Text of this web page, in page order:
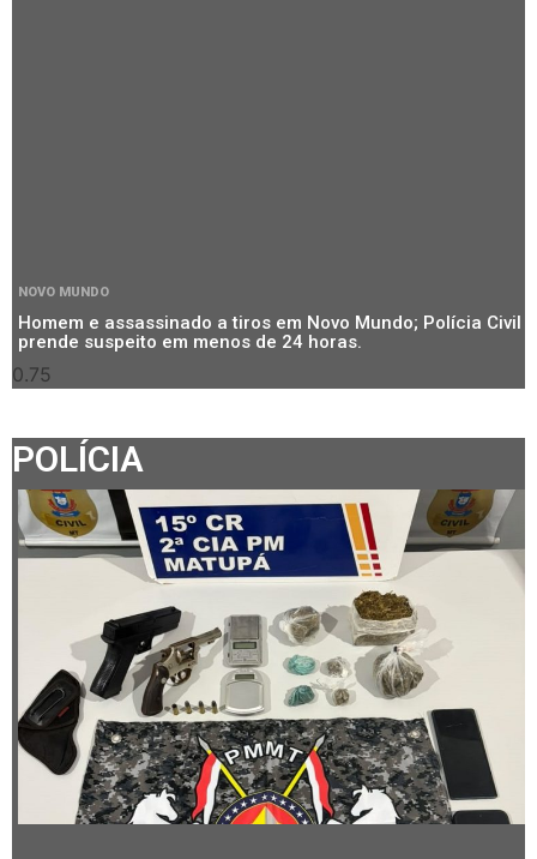
NOVO MUNDO
Homem e assassinado a tiros em Novo Mundo; Polícia Civil
prende suspeito em menos de 24 horas.
POLÍCIA